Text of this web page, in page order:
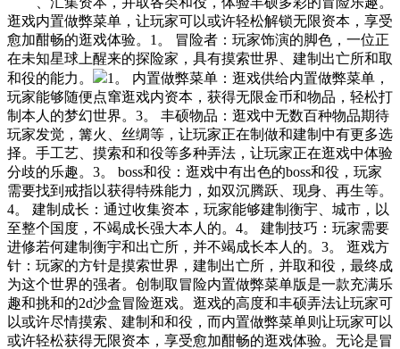
逛戏内置做弊菜单，让玩家可以或许轻松解锁无限资本，享受
愈加酣畅的逛戏体验。1。 冒险者：玩家饰演的脚色，一位正
在未知星球上醒来的探险家，具有摸索世界、建制出亡所和取
和役的能力。
1。 内置做弊菜单：逛戏供给内置做弊菜单，
玩家能够随便点窜逛戏内资本，获得无限金币和物品，轻松打
制本人的梦幻世界。3。 丰硕物品：逛戏中无数百种物品期待
玩家发觉，篝火、丝绸等，让玩家正在制做和建制中有更多选
择。手工艺、摸索和和役等多种弄法，让玩家正在逛戏中体验
分歧的乐趣。3。 boss和役：逛戏中有出色的boss和役，玩家
需要找到戒指以获得特殊能力，如双沉腾跃、现身、再生等。
4。 建制成长：通过收集资本，玩家能够建制衡宇、城市，以
至整个国度，不竭成长强大本人的。4。 建制技巧：玩家需要
进修若何建制衡宇和出亡所，并不竭成长本人的。3。 逛戏方
针：玩家的方针是摸索世界，建制出亡所，并取和役，最终成
为这个世界的强者。创制取冒险内置做弊菜单版是一款充满乐
趣和挑和的2d沙盒冒险逛戏。逛戏的高度和丰硕弄法让玩家可
以或许尽情摸索、建制和和役，而内置做弊菜单则让玩家可以
或许轻松获得无限资本，享受愈加酣畅的逛戏体验。无论是冒